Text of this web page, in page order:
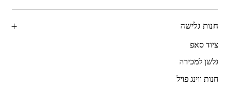
חנות גלישה
ציוד סאפ
גלשן למכירה
חנות ווינג פויל